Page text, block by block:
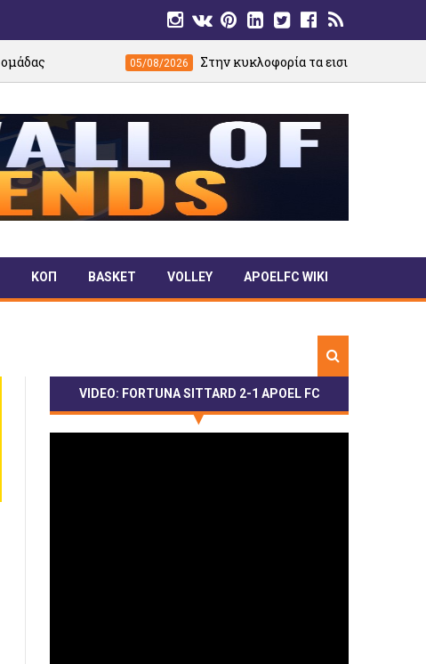
05/08/2026 Στην κυκλοφορία τα εισιτήρια του φιλικού
ΚΟΠ BASKET VOLLEY APOELFC WIKI
VIDEO: FORTUNA SITTARD 2-1 APOEL FC